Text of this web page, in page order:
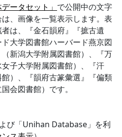
データセット」 で公開中の文字
、画像を一覧表示します。表
は、『金石韻府』『摭古遺
大学図書館ハーバード燕京図
新潟大学附属図書館）、『万
子大学附属図書館）、『汗
）、『韻府古篆彙選』『偏類
会図書館）です。
び「Unihan Database」を利